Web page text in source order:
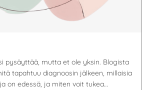
pysäyttää, mutta et ole yksin. Blogista
tapahtuu diagnoosin jälkeen, millaisia
on edessä, ja miten voit tukea…